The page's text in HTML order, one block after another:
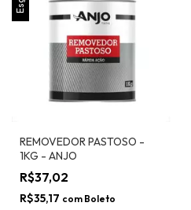
REMOVEDOR PASTOSO -
1KG - ANJO
R$37,02
R$35,17 com Boleto